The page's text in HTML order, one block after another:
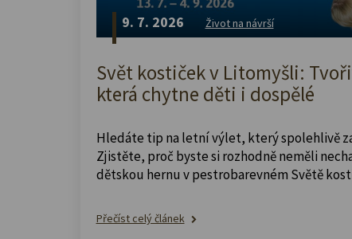
9. 7. 2026 Život na návrší
Svět kostiček v Litomyšli:
která chytne děti i dospělé
Hledáte tip na letní výlet, který spolehlivě
Zjistěte, proč byste si rozhodně neměli
dětskou hernu v pestrobarevném Světě
Přečíst celý článek